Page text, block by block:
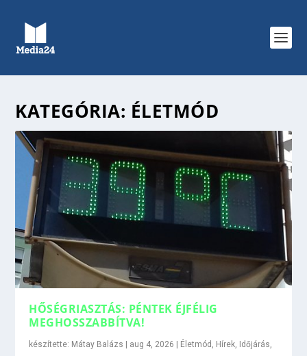
KATEGÓRIA: ÉLETMÓD
HŐSÉGRIASZTÁS: PÉNTEK ÉJFÉLIG
MEGHOSSZABBÍTVA!
készítette: Mátay Balázs aug 4, 2026 Életmód , Hírek, Időjárás,